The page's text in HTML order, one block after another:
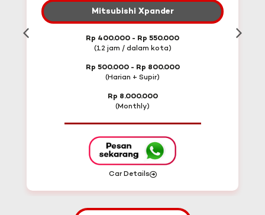
Mitsubishi Xpander
Rp 400.000 - Rp 550.000
(12 jam / dalam kota)
Rp 500.000 - Rp 800.000
(Harian + Supir)
Rp 8.000.000
(Monthly)
Car Details